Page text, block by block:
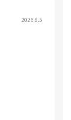
2026.8.5